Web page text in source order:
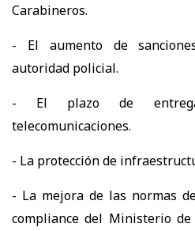
Carabineros.
- El aumento de
autoridad policial.
- El plazo de
telecomunicaciones.
- La protección de
- La mejora de las normas
compliance del Ministerio